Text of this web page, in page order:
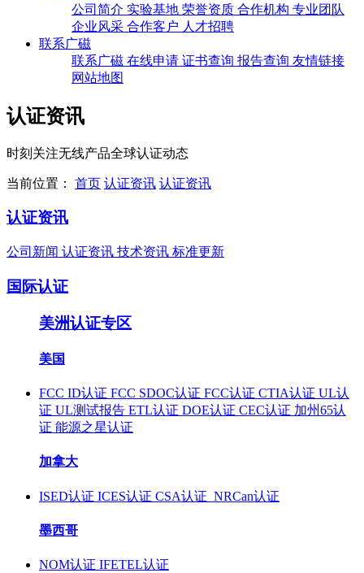
公司简介 实验基地 荣誉资质 合作机构 专业团队
企业风采 合作客户 人才招聘
联系广磁
联系广磁 在线申请 证书查询 报告查询 友情链接
网站地图
认证资讯
时刻关注无线产品全球认证动态
当前位置： 首页 认证资讯 认证资讯
认证资讯
公司新闻 认证资讯 技术资讯 标准更新
国际认证
美洲认证专区
美国
FCC ID认证 FCC SDOC认证 FCC认证 CTIA认证 UL认
证 UL测试报告 ETL认证 DOE认证 CEC认证 加州65认
证 能源之星认证
加拿大
ISED认证 ICES认证 CSA认证 NRCan认证
墨西哥
NOM认证 IFETEL认证